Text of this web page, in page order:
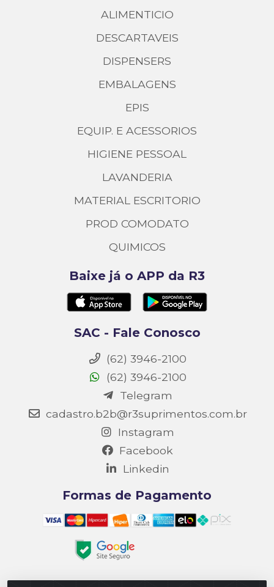
ALIMENTICIO
DESCARTAVEIS
DISPENSERS
EMBALAGENS
EPIS
EQUIP. E ACESSORIOS
HIGIENE PESSOAL
LAVANDERIA
MATERIAL ESCRITORIO
PROD COMODATO
QUIMICOS
Baixe já o APP da R3
SAC - Fale Conosco
(62) 3946-2100
(62) 3946-2100
Telegram
cadastro.b2b@r3suprimentos.com.br
Instagram
Facebook
Linkedin
Formas de Pagamento